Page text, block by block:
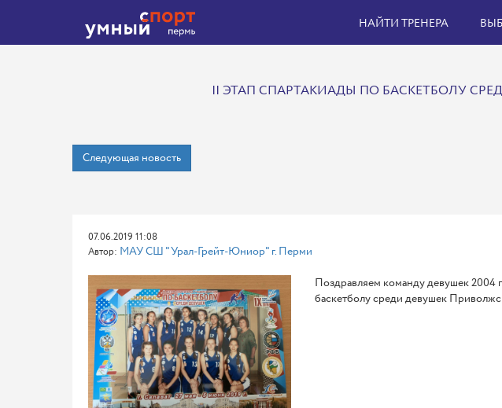
НАЙТИ ТРЕНЕРА
II ЭТАП СПАРТАКИАДЫ ПО БАСКЕТБОЛУ
Следующая новость
07.06.2019 11:08
Автор: МАУ СШ "Урал-Грейт-Юниор" г. Перми
Поздравляем команду девушек 2004
баскетболу среди девушек